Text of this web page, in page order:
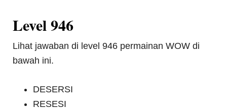
Level 946
Lihat jawaban di level 946 permainan WOW di
bawah ini.
DESERSI
RESESI